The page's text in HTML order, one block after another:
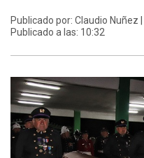
Publicado por: Claudio Nuñez |
Publicado a las: 10:32